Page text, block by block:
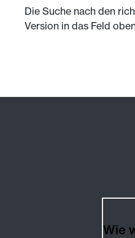
Die Suche nach den
Version in das Feld
Wie